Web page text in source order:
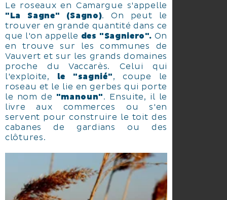
Le roseaux en Camargue s'appelle
"La Sagne" (Sagno). On peut le
trouver en grande quantité dans ce
que l'on appelle des "Sagniero". On
en trouve sur les communes de
Vauvert et sur les grands domaines
proche du Vaccarès. Celui qui
l'exploite, le "sagnié", coupe le
roseau et le lie en gerbes qui porte
le nom de "manoun". Ensuite, il le
livre aux commerces ou s'en
servent pour construire le toit des
cabanes de gardians ou des
clôtures.